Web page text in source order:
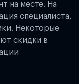
на месте. На
специалиста,
Некоторые
скидки в